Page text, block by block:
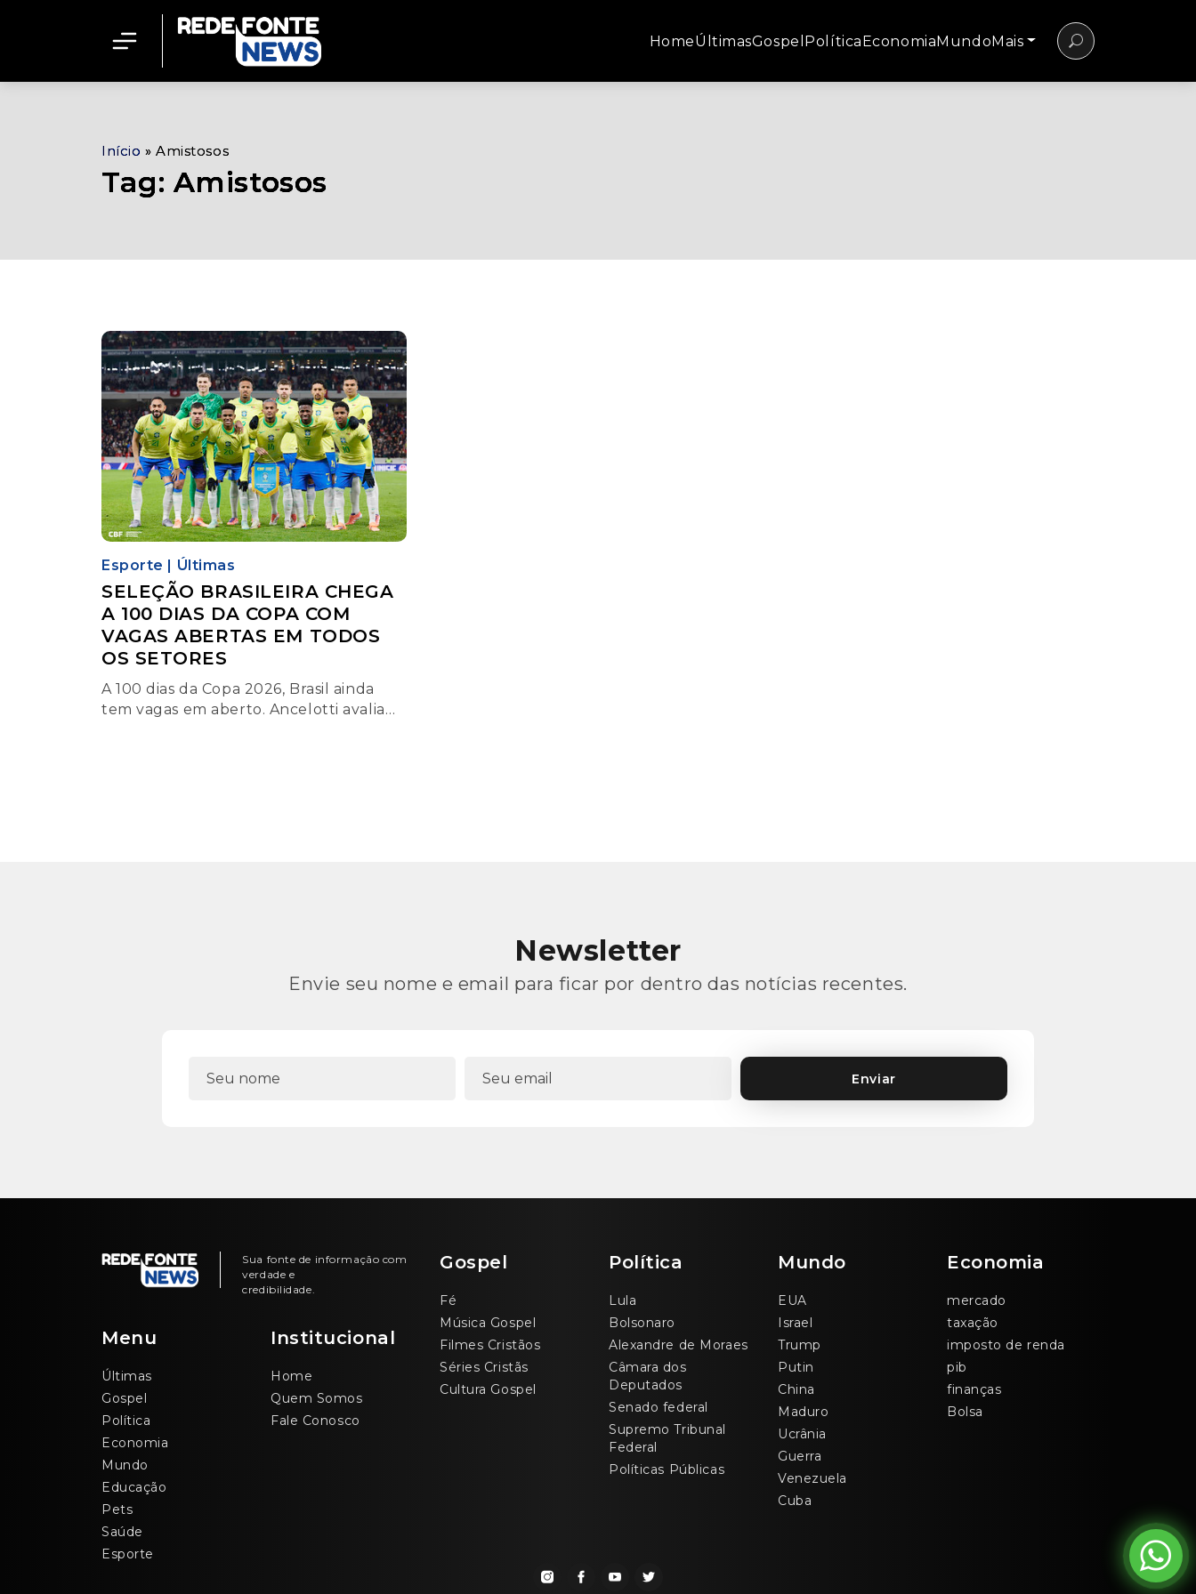
HomeÚltimasGospel PolíticaEconomiaMundoMais
Início »Amistosos
Tag: Amistosos
Esporte Últimas
SELEÇÃO BRASILEIRA CHEGA
A 100 DIAS DA COPA COM
VAGAS ABERTAS EM TODOS
OS SETORES
A 100 dias da Copa 2026, Brasil ainda
tem vagas em aberto. Ancelotti avalia
Newsletter
Envie seu nome e email para ficar por dentro das notícias recentes.
Enviar
Sua fonte de informação com
verdade e
credibilidade.
Menu
Últimas
Gospel
Política
Economia
Mundo
Educação
Pets
Saúde
Esporte
Institucional
Home
Quem Somos
Fale Conosco
Gospel
Fé
Música Gospel
Filmes Cristãos
Séries Cristãs
Cultura Gospel
Política
Lula
Bolsonaro
Alexandre de Moraes
Câmara dos
Deputados
Senado federal
Supremo Tribunal
Federal
Políticas Públicas
Mundo
EUA
Israel
Trump
Putin
China
Maduro
Ucrânia
Guerra
Venezuela
Cuba
Economia
mercado
taxação
imposto de renda
pib
finanças
Bolsa